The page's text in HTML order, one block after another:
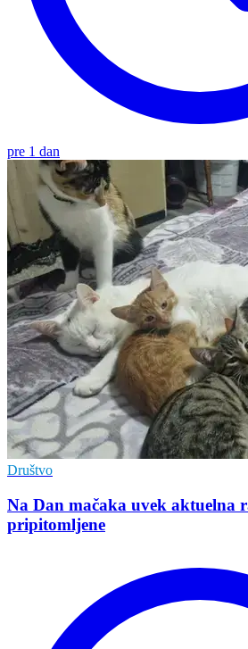
pre 1 dan
Društvo
Na Dan mačaka uvek aktuelna
pripitomljene